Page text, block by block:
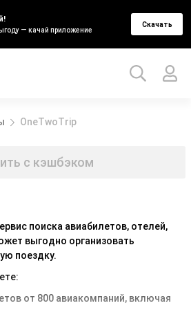
— качай приложение
Скачать
OneTwoTrip
с кэшбэком
поиска авиабилетов, отелей,
выгодно организовать
поездку.
от 800 авиакомпаний, включая